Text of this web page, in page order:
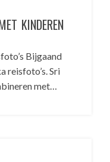
KINDEREN
Bijgaand
reisfoto’s. Sri
met…